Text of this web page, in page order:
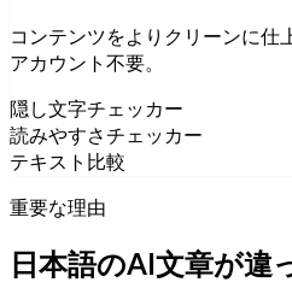
コンテンツをよりクリーンに仕
アカウント不要。
隠し文字チェッカー
読みやすさチェッカー
テキスト比較
重要な理由
日本語のAI文章が違